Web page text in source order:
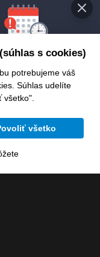
Zmena
dátumu
s cookies)
potrebujeme váš
Súhlas udelíte
všetko".
všetko